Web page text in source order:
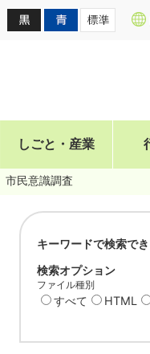
しごと・産業
市民意識調査
キーワードで検索で
検索オプション
ファイル種別
すべて HTML